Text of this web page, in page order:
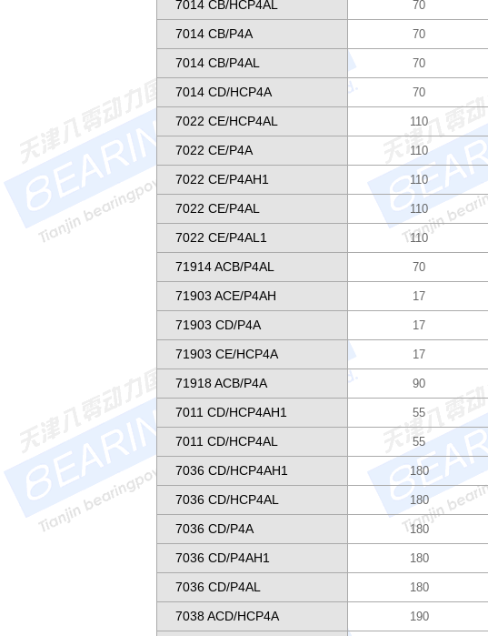
7014 CB/HCP4AL 70
7014 CB/P4A 70
7014 CB/P4AL 70
7014 CD/HCP4A 70
7022 CE/HCP4AL 110
7022 CE/P4A 110
7022 CE/P4AH1 110
7022 CE/P4AL 110
7022 CE/P4AL1 110
71914 ACB/P4AL 70
71903 ACE/P4AH 17
71903 CD/P4A 17
71903 CE/HCP4A 17
71918 ACB/P4A 90
7011 CD/HCP4AH1 55
7011 CD/HCP4AL 55
7036 CD/HCP4AH1 180
7036 CD/HCP4AL 180
7036 CD/P4A 180
7036 CD/P4AH1 180
7036 CD/P4AL 180
7038 ACD/HCP4A 190